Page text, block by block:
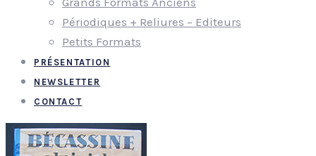
Périodiques + Reliures – Editeurs
Petits Formats
PRÉSENTATION
NEWSLETTER
CONTACT